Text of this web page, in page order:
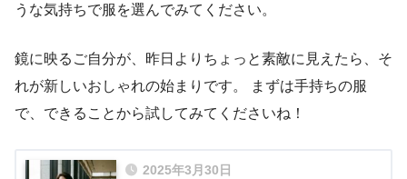
うな気持ちで服を選んでみてください。
鏡に映るご自分が、昨日よりちょっと素敵に見えたら、そ
れが新しいおしゃれの始まりです。 まずは手持ちの服
で、できることから試してみてくださいね！
2025年3月30日